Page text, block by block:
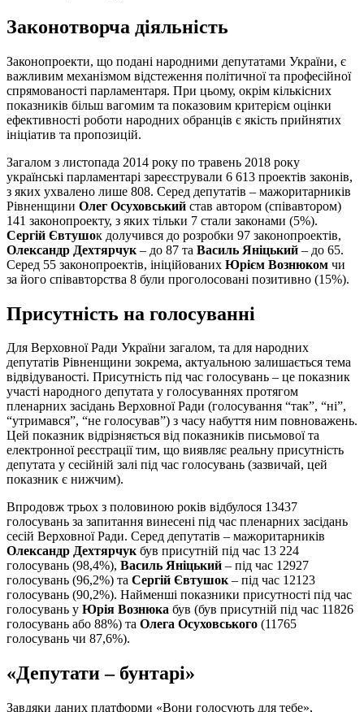
Законотворча діяльність
Законопроекти, що подані народними депутатами України, є
важливим механізмом відстеження політичної та професійної
спрямованості парламентаря. При цьому, окрім кількісних
показників більш вагомим та показовим критерієм оцінки
ефективності роботи народних обранців є якість прийнятих
ініціатив та пропозицій.
Загалом з листопада 2014 року по травень 2018 року
українські парламентарі зареєстрували 6 613 проектів законів,
з яких ухвалено лише 808. Серед депутатів – мажоритарників
Рівненщини Олег Осуховський став автором (співавтором)
141 законопроекту, з яких тільки 7 стали законами (5%).
Сергій Євтушок долучився до розробки 97 законопроектів,
Олександр Дехтярчук – до 87 та Василь Яніцький – до 65.
Серед 55 законопроектів, ініційованих Юрієм Вознюком чи
за його співавторства 8 були проголосовані позитивно (15%).
Присутність на голосуванні
Для Верховної Ради України загалом, та для народних
депутатів Рівненщини зокрема, актуальною залишається тема
відвідуваності. Присутність під час голосувань – це показник
участі народного депутата у голосуваннях протягом
пленарних засідань Верховної Ради (голосування “так”, “ні”,
“утримався”, “не голосував”) з часу набуття ним повноважень.
Цей показник відрізняється від показників письмової та
електронної реєстрації тим, що виявляє реальну присутність
депутата у сесійній залі під час голосувань (зазвичай, цей
показник є нижчим).
Впродовж трьох з половиною років відбулося 13437
голосувань за запитання винесені під час пленарних засідань
сесій Верховної Ради. Серед депутатів – мажоритарників
Олександр Дехтярчукбув присутній під час 13 224
голосувань (98,4%), Василь Яніцький – під час 12927
голосувань (96,2%) та Сергій Євтушок– під час 12123
голосувань (90,2%). Найменші показники присутності під час
голосувань у Юрія Вознюка був (був присутній під час 11826
голосувань або 88%) та Олега Осуховського (11765
голосувань чи 87,6%).
«Депутати – бунтарі»
Завдяки даних платформи «Вони голосують для тебе»,